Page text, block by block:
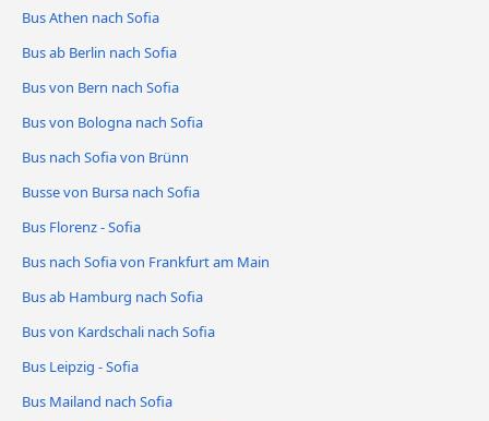
Bus Athen nach Sofia
Bus ab Berlin nach Sofia
Bus von Bern nach Sofia
Bus von Bologna nach Sofia
Bus nach Sofia von Brünn
Busse von Bursa nach Sofia
Bus Florenz - Sofia
Bus nach Sofia von Frankfurt am Main
Bus ab Hamburg nach Sofia
Bus von Kardschali nach Sofia
Bus Leipzig - Sofia
Bus Mailand nach Sofia